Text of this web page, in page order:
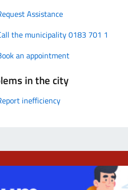
Assistance
the municipality 0183 701 1
an appointment
in the city
inefficiency